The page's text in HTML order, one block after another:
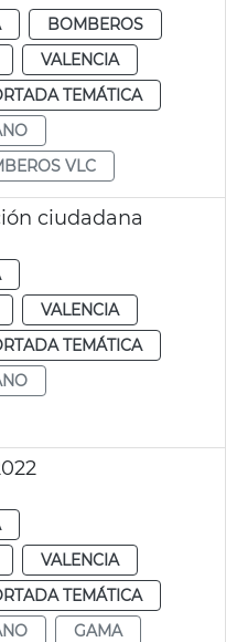
BOMBEROS
VALENCIA
TEMÁTICA
VLC
ciudadana
VALENCIA
TEMÁTICA
VALENCIA
TEMÁTICA
GAMA